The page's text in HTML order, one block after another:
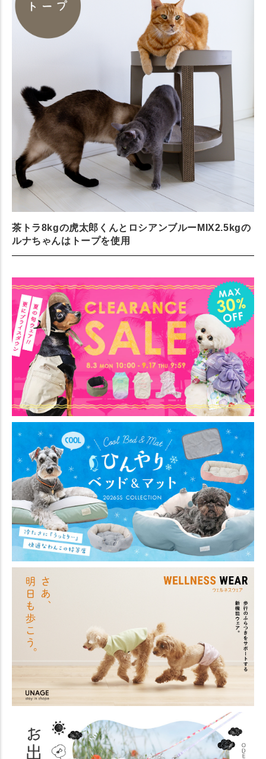
茶トラ8kgの虎太郎くんとロシアンブルーMIX2.5kgの
ルナちゃんはトープを使用